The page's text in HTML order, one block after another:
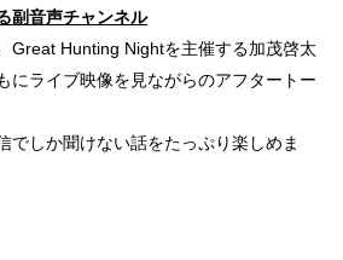
副音声チャンネル
Great Hunting Nightを主催する加茂啓太
にライブ映像を見ながらのアフタートー
でしか聞けない話をたっぷり楽しめま